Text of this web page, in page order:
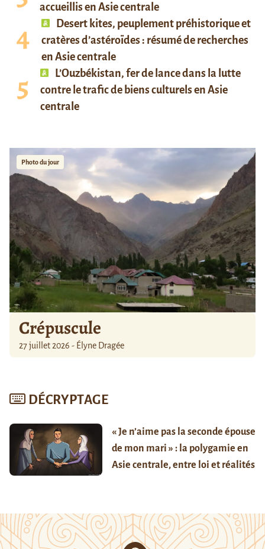
accueillis en Asie centrale
Desert kites, peuplement préhistorique et
cratères d’astéroïdes : résumé de recherches
en Asie centrale
L’Ouzbékistan, fer de lance dans la lutte
contre le trafic de biens culturels en Asie
centrale
Photo du jour
Crépuscule
27 juillet 2026 - Élyne Dragée
DÉCRYPTAGE
« Je n’aime pas la seconde épouse
de mon mari » : la polygamie en
Asie centrale, entre loi et réalités